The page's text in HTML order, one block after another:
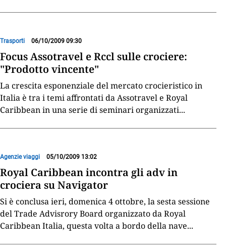
Trasporti 06/10/2009 09:30
Focus Assotravel e Rccl sulle crociere:
"Prodotto vincente"
La crescita esponenziale del mercato crocieristico in
Italia è tra i temi affrontati da Assotravel e Royal
Caribbean in una serie di seminari organizzati...
Agenzie viaggi 05/10/2009 13:02
Royal Caribbean incontra gli adv in
crociera su Navigator
Si è conclusa ieri, domenica 4 ottobre, la sesta sessione
del Trade Advisrory Board organizzato da Royal
Caribbean Italia, questa volta a bordo della nave...